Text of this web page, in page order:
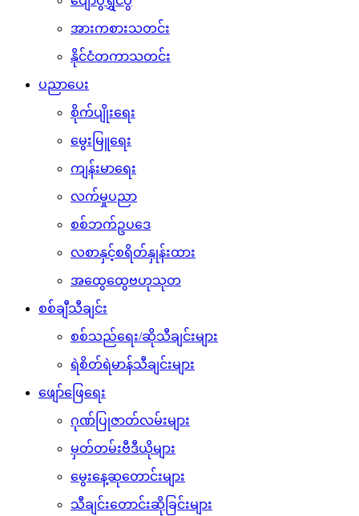
အားကစားသတင်း
နိုင်ငံတကာသတင်း
ပညာပေး
စိုက်ပျိုးရေး
မွေးမြူရေး
ကျန်းမာရေး
လက်မှုပညာ
စစ်ဘက်ဥပဒေ
လစာနှင့်စရိတ်နှုန်းထား
အထွေထွေဗဟုသုတ
စစ်ချီသီချင်း
စစ်သည်ရေး/ဆိုသီချင်းများ
ရဲစိတ်ရဲမာန်သီချင်းများ
ဖျော်ဖြေရေး
ဂုဏ်ပြုဇာတ်လမ်းများ
မှတ်တမ်းဗီဒီယိုများ
မွေးနေ့ဆုတောင်းများ
သီချင်းတောင်းဆိုခြင်းများ